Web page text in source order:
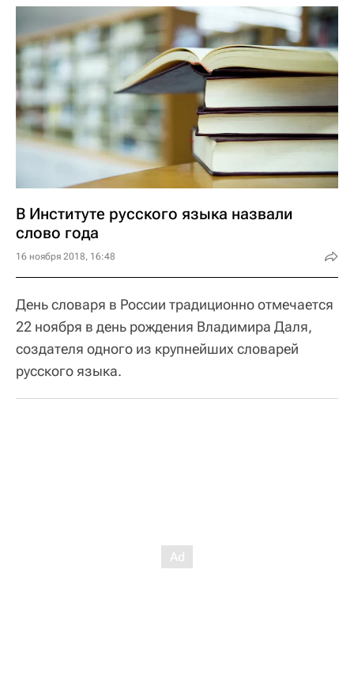
В Институте русского языка назвали
слово года
16 ноября 2018, 16:48
День словаря в России традиционно отмечается
22 ноября в день рождения Владимира Даля,
создателя одного из крупнейших словарей
русского языка.